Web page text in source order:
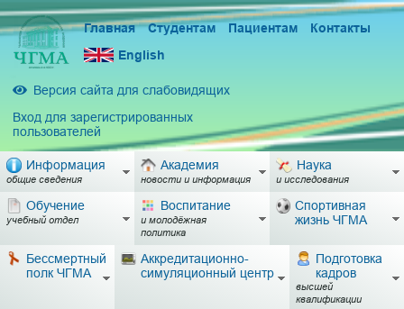
Главная Студентам Пациентам
Контакты
English
Версия сайта для слабовидящих
Вход для зарегистрированных
пользователей
Информация
общие сведения
Академия
новости и информация
Наука
и исследования
Обучение
учебный отдел
Воспитание
и молодёжная
политика
Спортивная
жизнь ЧГМА
Бессмертный
полк ЧГМА
Аккредитационно-
симуляционный центр
Подготовка
кадров
высшей
квалификации